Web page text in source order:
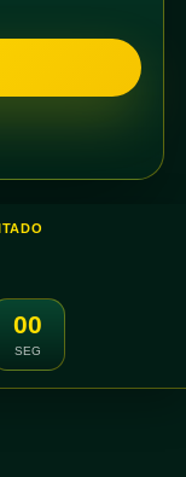
00
SEG